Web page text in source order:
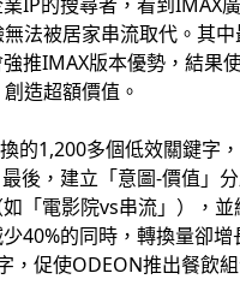
法被居家串流取代。其
推IMAX版本優勢，結果
造超額價值。
的1,200多個低效關鍵字
後，建立「意圖-價值」
「電影院vs串流」），並
40%的同時，轉換量卻增
促使ODEON推出餐飲